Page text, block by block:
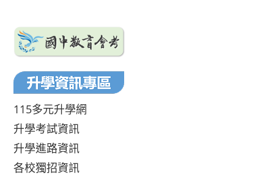
115多元升學網
升學考試資訊
升學進路資訊
各校獨招資訊